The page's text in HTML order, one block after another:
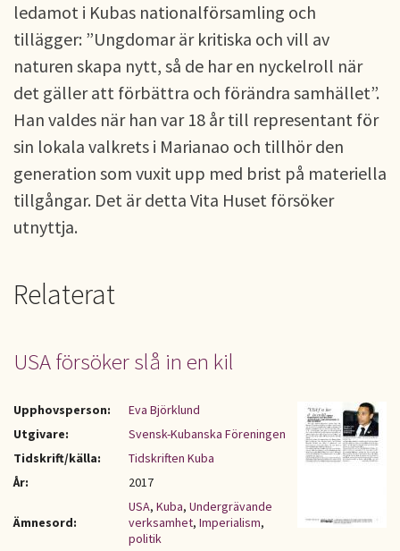
ledamot i Kubas nationalförsamling och
tillägger: ”Ungdomar är kritiska och vill av
naturen skapa nytt, så de har en nyckelroll när
det gäller att förbättra och förändra samhället”.
Han valdes när han var 18 år till representant för
sin lokala valkrets i Marianao och tillhör den
generation som vuxit upp med brist på materiella
tillgångar. Det är detta Vita Huset försöker
utnyttja.
Relaterat
USA försöker slå in en kil
Upphovsperson:
Eva Björklund
Utgivare:
Svensk-Kubanska Föreningen
Tidskrift/källa:
Tidskriften Kuba
År:
2017
Ämnesord:
USA, Kuba, Undergrävande
verksamhet, Imperialism,
politik